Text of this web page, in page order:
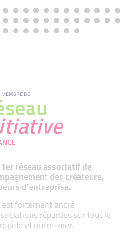
MEMBRE DE
réseau associatif de
des créateurs,
d’entreprise.
est fortement ancré
réparties sur tout le
et outre-mer.